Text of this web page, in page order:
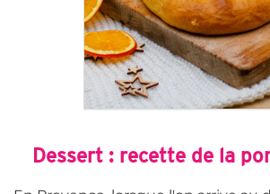
Dessert : recette de la